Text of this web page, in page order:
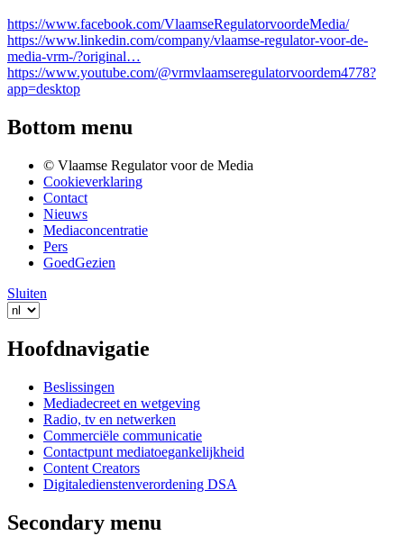
https://www.facebook.com/VlaamseRegulatorvoordeMedia/
https://www.linkedin.com/company/vlaamse-regulator-voor-de-
media-vrm-/?original…
https://www.youtube.com/@vrmvlaamseregulatorvoordem4778?
app=desktop
Bottom menu
© Vlaamse Regulator voor de Media
Cookieverklaring
Contact
Nieuws
Mediaconcentratie
Pers
GoedGezien
Sluiten
Hoofdnavigatie
Beslissingen
Mediadecreet en wetgeving
Radio, tv en netwerken
Commerciële communicatie
Contactpunt mediatoegankelijkheid
Content Creators
Digitaledienstenverordening DSA
Secondary menu